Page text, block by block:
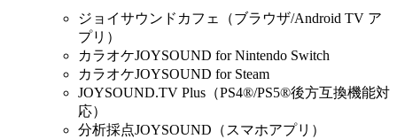
ジョイサウンドカフェ（ブラウザ/Android TV ア
プリ）
カラオケJOYSOUND for Nintendo Switch
カラオケJOYSOUND for Steam
JOYSOUND.TV Plus（PS4®/PS5®後方互換機能対
応）
分析採点JOYSOUND（スマホアプリ）